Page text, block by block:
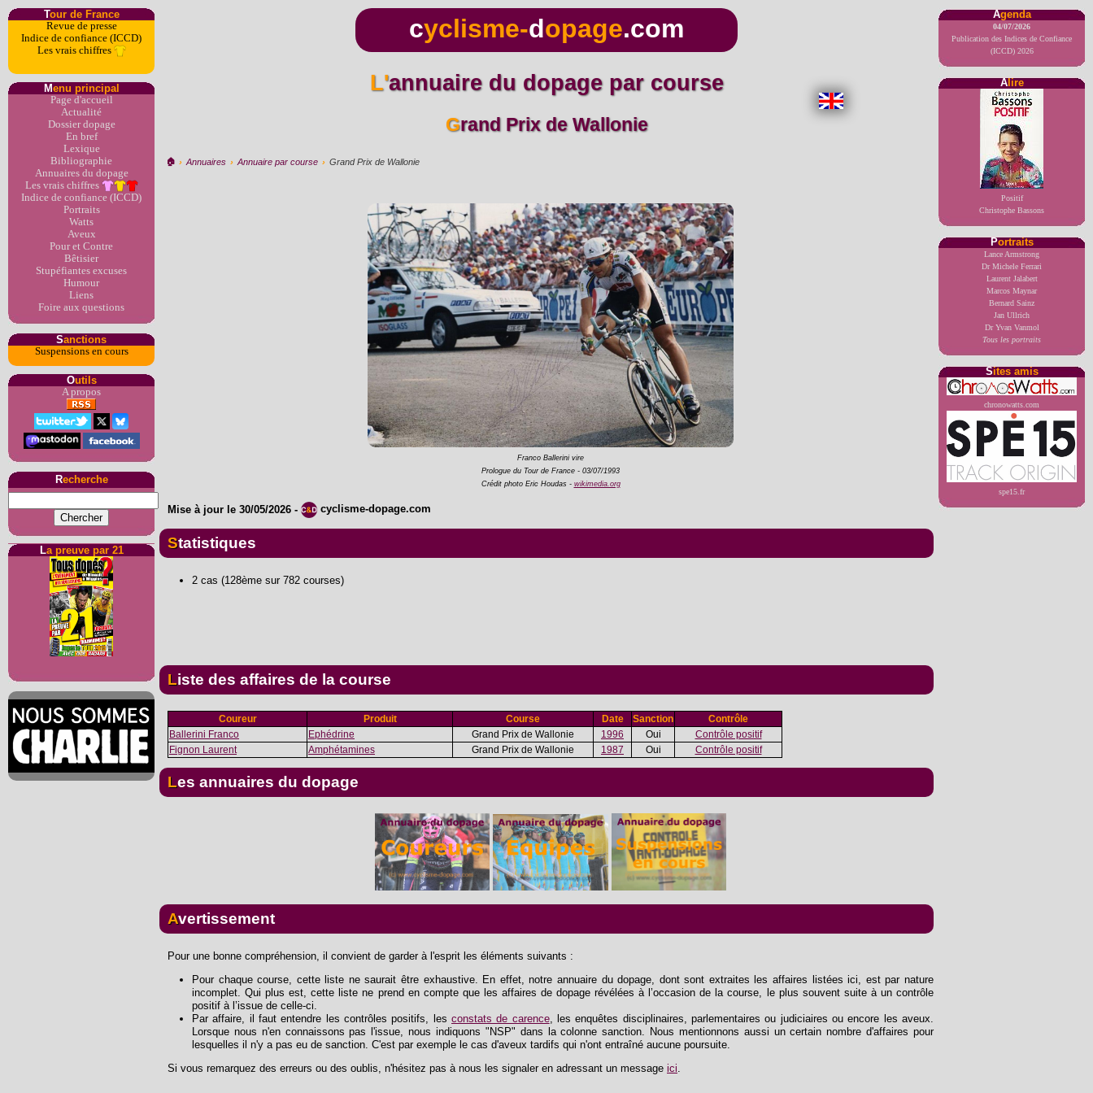
Tour de France
Revue de presse
Indice de confiance (ICCD)
Les vrais chiffres
Menu principal
Page d'accueil
Actualité
Dossier dopage
En bref
Lexique
Bibliographie
Annuaires du dopage
Les vrais chiffres
Indice de confiance (ICCD)
Portraits
Watts
Aveux
Pour et Contre
Bêtisier
Stupéfiantes excuses
Humour
Liens
Foire aux questions
Sanctions
Suspensions en cours
Outils
A propos
Recherche
La preuve par 21
Agenda
04/07/2026
Publication des Indices de Confiance
(ICCD) 2026
Alire
Positif
Christophe Bassons
Portraits
Lance Armstrong
Dr Michele Ferrari
Laurent Jalabert
Marcos Maynar
Bernard Sainz
Jan Ullrich
Dr Yvan Vanmol
Tous les portraits
Sites amis
chronowatts.com
spe15.fr
cyclisme-dopage.com
L'annuaire du dopage par course
Grand Prix de Wallonie
🏠︎ › Annuaires › Annuaire par course › Grand Prix de Wallonie
Franco Ballerini vire
Prologue du Tour de France - 03/07/1993
Crédit photo Eric Houdas - wikimedia.org
Mise à jour le 30/05/2026 - cyclisme-dopage.com
Statistiques
2 cas (128ème sur 782 courses)
Liste des affaires de la course
Coureur Produit Course Date Sanction
Contrôle
Ballerini Franco
Ephédrine Grand Prix de Wallonie 1996 Oui
Contrôle positif
Fignon Laurent
Amphétamines Grand Prix de Wallonie 1987 Oui Contrôle positif
Les annuaires du dopage
Avertissement
Pour une bonne compréhension, il convient de garder à l'esprit les éléments suivants :
Pour chaque course, cette liste ne saurait être exhaustive. En effet, notre annuaire du dopage, dont sont extraites les affaires listées ici, est par nature
incomplet. Qui plus est, cette liste ne prend en compte que les affaires de dopage révélées à l’occasion de la course, le plus souvent suite à un contrôle
positif à l’issue de celle-ci.
Par affaire, il faut entendre les contrôles positifs, les constats de carence, les enquêtes disciplinaires, parlementaires ou judiciaires ou encore les aveux.
Lorsque nous n'en connaissons pas l'issue, nous indiquons "NSP" dans la colonne sanction. Nous mentionnons aussi un certain nombre d'affaires pour
lesquelles il n'y a pas eu de sanction. C'est par exemple le cas d'aveux tardifs qui n'ont entraîné aucune poursuite.
Si vous remarquez des erreurs ou des oublis, n'hésitez pas à nous les signaler en adressant un message ici.